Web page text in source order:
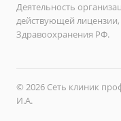
Деятельность
действующей
Здравоохранения РФ.
© 2026 Сеть клиник
И.А.